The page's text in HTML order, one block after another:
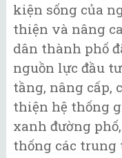
kiện sống của
thiện và nâng
dân thành phố
nguồn lực đầu
tầng, nâng cấp,
thiện hệ thống
xanh đường
thống các